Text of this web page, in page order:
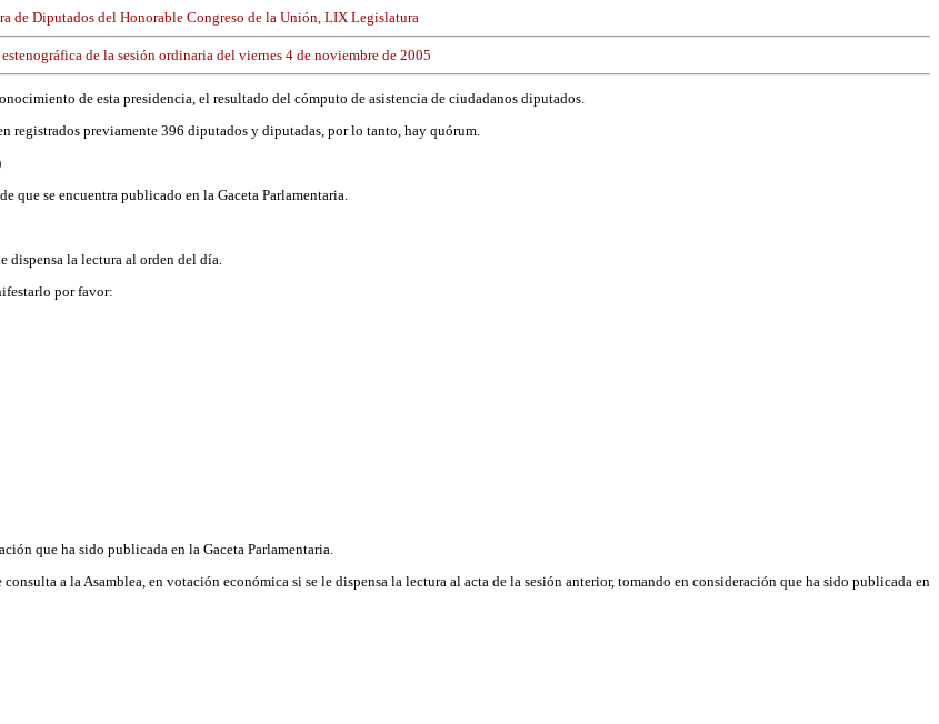
de Diputados del Honorable Congreso de la Unión, LIX Legislatura
de la sesión ordinaria del viernes 4 de noviembre de 2005
de esta presidencia, el resultado del cómputo de asistencia de ciudadanos diputados.
registrados previamente 396 diputados y diputadas, por lo tanto, hay quórum.
que se encuentra publicado en la Gaceta Parlamentaria.
dispensa la lectura al orden del día.
por favor:
que ha sido publicada en la Gaceta Parlamentaria.
consulta a la Asamblea, en votación económica si se le dispensa la lectura al acta de la sesión anterior, tomando en consideración que ha sido publicada en